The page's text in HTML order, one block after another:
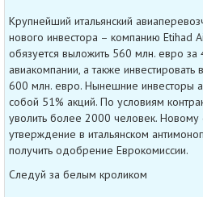
Крупнейший итальянский
нового инвестора – компанию Etihad
обязуется выложить 560 млн. евро за
авиакомпании, а также
600 млн. евро. Нынешние инвесторы
собой 51% акций. По условиям
уволить более 2000 человек. Новому
утверждение в итальянском
получить одобрение Еврокомиссии.
Следуй за белым кроликом